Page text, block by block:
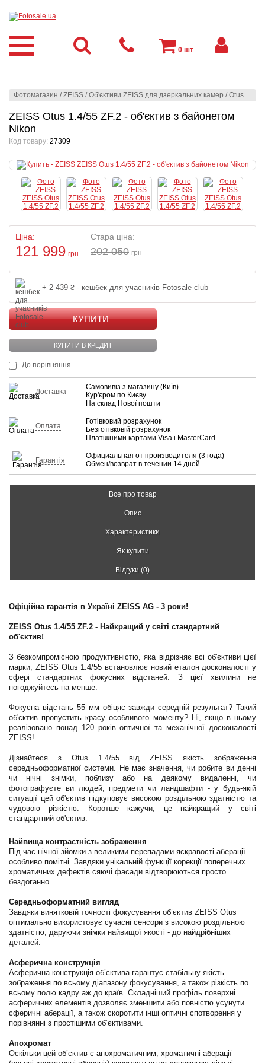
Фотомагазин /ZEISS /Об'єктиви ZEISS для дзеркальних камер /Otus (ZE-mount | ZF.2-mount)
ZEISS Otus 1.4/55 ZF.2 - об'єктив з байонетом
Nikon
Код товару: 27309
Ціна:
121 999 грн
Стара ціна:
202 050 грн
+ 2 439 ₴ - кешбек для учасників Fotosale club
КУПИТИ
КУПИТИ В КРЕДИТ
До порівняння
Доставка
Самовивіз з магазину (Київ)
Кур'єром по Києву
На склад Нової пошти
Оплата
Готівковий розрахунок
Безготівковій розрахунок
Платіжними картами Visa і MasterCard
Гарантія
Официальная от производителя (3 года)
Обмен/возврат в течении 14 дней.
Все про товар
Опис
Характеристики
Як купити
Відгуки (0)
Офіційна гарантія в Україні ZEISS AG - 3 роки!
ZEISS Otus 1.4/55 ZF.2 - Найкращий у світі стандартний
об'єктив!
З безкомпромісною продуктивністю, яка відрізняє всі об'єктиви цієї
марки, ZEISS Otus 1.4/55 встановлює новий еталон досконалості у
сфері стандартних фокусних відстаней. З цієї хвилини не
погоджуйтесь на менше.
Фокусна відстань 55 мм обіцяє завжди середній результат? Такий
об'єктив пропустить красу особливого моменту? Ні, якщо в ньому
реалізовано понад 120 років оптичної та механічної досконалості
ZEISS!
Дізнайтеся з Otus 1.4/55 від ZEISS якість зображення
середньоформатної системи. Не має значення, чи робите ви денні
чи нічні знімки, поблизу або на деякому видаленні, чи
фотографуєте ви людей, предмети чи ландшафти - у будь-якій
ситуації цей об'єктив підкуповує високою роздільною здатністю та
чудовою різкістю. Коротше кажучи, це найкращий у світі
стандартний об'єктив.
Найвища контрастність зображення
Під час нічної зйомки з великими перепадами яскравості аберації
особливо помітні. Завдяки унікальній функції корекції поперечних
хроматичних дефектів сяючі фасади відтворюються просто
бездоганно.
Середньоформатний вигляд
Завдяки винятковій точності фокусування об’єктив ZEISS Otus
оптимально використовує сучасні сенсори з високою роздільною
здатністю, даруючи знімки найвищої якості - до найдрібніших
деталей.
Асферична конструкція
Асферична конструкція об’єктива гарантує стабільну якість
зображення по всьому діапазону фокусування, а також різкість по
всьому полю кадру аж до країв. Складніший профіль поверхні
асферичних елементів дозволяє зменшити або повністю усунути
сферичні аберації, а також скоротити інші оптичні спотворення у
порівнянні з простішими об’єктивами.
Апохромат
Оскільки цей об’єктив є апохроматичним, хроматичні аберації
0 шт